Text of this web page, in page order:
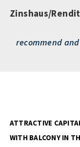
recommend
ATTRACTIVE
WITH BALCONY IN